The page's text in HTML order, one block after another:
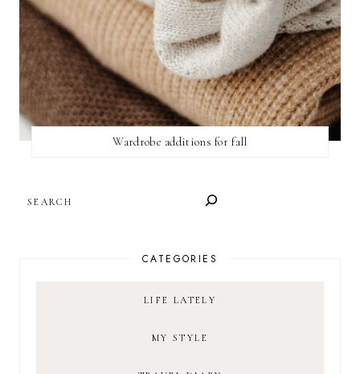
Wardrobe additions for fall
CATEGORIES
LIFE LATELY
MY STYLE